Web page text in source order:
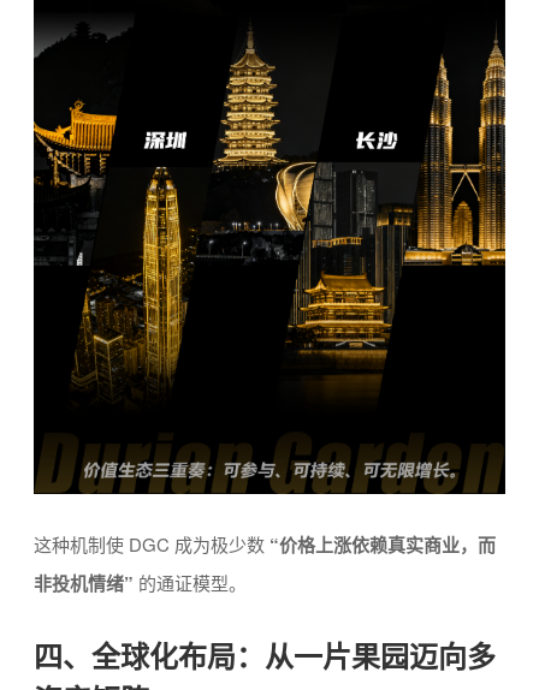
这种机制使 DGC 成为极少数 “价格上涨依赖真实商业，而
非投机情绪” 的通证模型。
四、全球化布局：从一片果园迈向多